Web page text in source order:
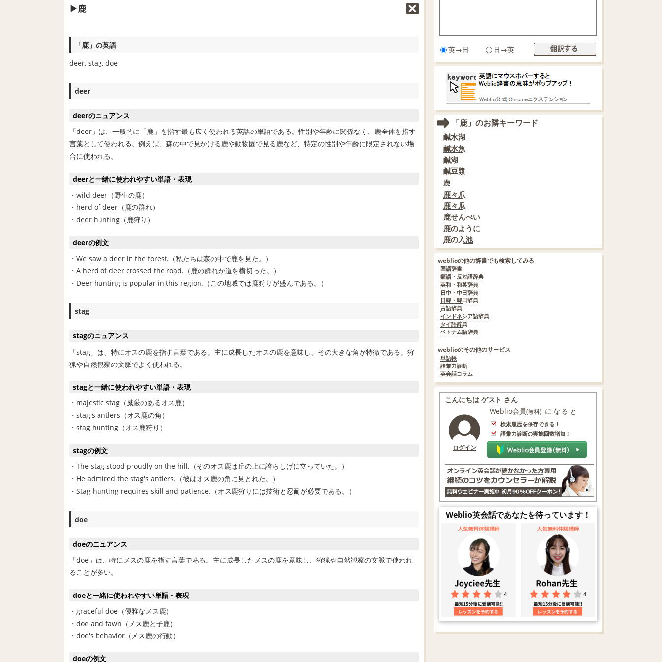
鹿
「鹿」の英語
deer, stag, doe
deer
deerのニュアンス
「deer」は、一般的に「鹿」を指す最も広く使われる英語の単語である。性別や年齢に関係なく、鹿全体を指す
言葉として使われる。例えば、森の中で見かける鹿や動物園で見る鹿など、特定の性別や年齢に限定されない場
合に使われる。
deerと一緒に使われやすい単語・表現
・wild deer（野生の鹿）
・herd of deer（鹿の群れ）
・deer hunting（鹿狩り）
deerの例文
・We saw a deer in the forest.（私たちは森の中で鹿を見た。）
・A herd of deer crossed the road.（鹿の群れが道を横切った。）
・Deer hunting is popular in this region.（この地域では鹿狩りが盛んである。）
stag
stagのニュアンス
「stag」は、特にオスの鹿を指す言葉である。主に成長したオスの鹿を意味し、その大きな角が特徴である。狩
猟や自然観察の文脈でよく使われる。
stagと一緒に使われやすい単語・表現
・majestic stag（威厳のあるオス鹿）
・stag's antlers（オス鹿の角）
・stag hunting（オス鹿狩り）
stagの例文
・The stag stood proudly on the hill.（そのオス鹿は丘の上に誇らしげに立っていた。）
・He admired the stag's antlers.（彼はオス鹿の角に見とれた。）
・Stag hunting requires skill and patience.（オス鹿狩りには技術と忍耐が必要である。）
doe
doeのニュアンス
「doe」は、特にメスの鹿を指す言葉である。主に成長したメスの鹿を意味し、狩猟や自然観察の文脈で使われ
ることが多い。
doeと一緒に使われやすい単語・表現
・graceful doe（優雅なメス鹿）
・doe and fawn（メス鹿と子鹿）
・doe's behavior（メス鹿の行動）
doeの例文
英→日 日→英
「鹿」のお隣キーワード
鹹水湖
鹹水魚
鹹湖
鹹豆漿
鹿
鹿々爪
鹿々瓜
鹿せんべい
鹿のように
鹿の入池
weblioの他の辞書でも検索してみる
国語辞書
類語・反対語辞典
英和・和英辞典
日中・中日辞典
日韓・韓日辞典
古語辞典
インドネシア語辞典
タイ語辞典
ベトナム語辞典
weblioのその他のサービス
単語帳
語彙力診断
英会話コラム
こんにちは ゲスト さん
ログイン
Weblio会員(無料) になると
検索履歴を保存できる！
語彙力診断の実施回数増加！
Weblio英会話であなたを待っています！